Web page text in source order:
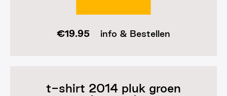
€19.95 info & Bestellen
t-shirt 2014 pluk groen